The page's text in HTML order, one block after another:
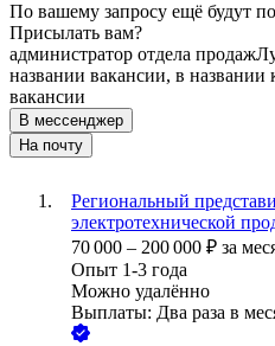
По вашему запросу ещё будут
Присылать вам?
администратор отдела продаж
названии вакансии, в
вакансии
В мессенджер
На почту
Региональный
электротехнической
70 000 – 200 000 ₽ за
Опыт 1-3 года
Можно удалённо
Выплаты: Два раза в